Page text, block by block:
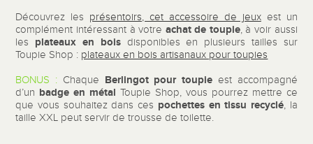
Découvrez les présentoirs, cet accessoire de jeuxest un
complément intéressant à votre achat de toupie, à voir aussi
les plateaux en bois disponibles en plusieurs tailles sur
Toupie Shop : plateaux en bois artisanaux pour toupies
BONUS : Chaque Berlingot pour toupie est accompagné
d’un badge en métal Toupie Shop, vous pourrez mettre ce
que vous souhaitez dans ces pochettes en tissu recyclé, la
taille XXL peut servir de trousse de toilette.